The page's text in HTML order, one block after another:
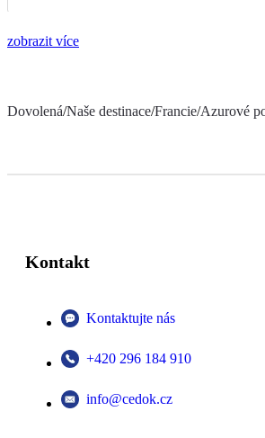
zobrazit více
Dovolená/Naše destinace/Francie/Azurové
Kontakt
Kontaktujte nás
+420 296 184 910
info@cedok.cz